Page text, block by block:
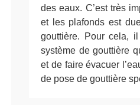
des eaux. C’est très
et les plafonds est
gouttière. Pour cela,
système de gouttière
et de faire évacuer
de pose de gouttière